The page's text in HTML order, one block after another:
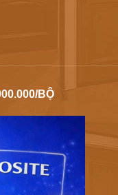
BỘ